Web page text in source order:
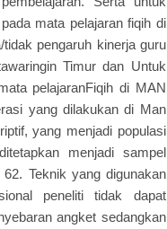
mata pelajaran fiqih di
pengaruh kinerja guru
Timur dan Untuk
pelajaranFiqih di MAN
yang dilakukan di Man
yang menjadi populasi
menjadi sampel
Teknik yang digunakan
peneliti tidak dapat
angket sedangkan